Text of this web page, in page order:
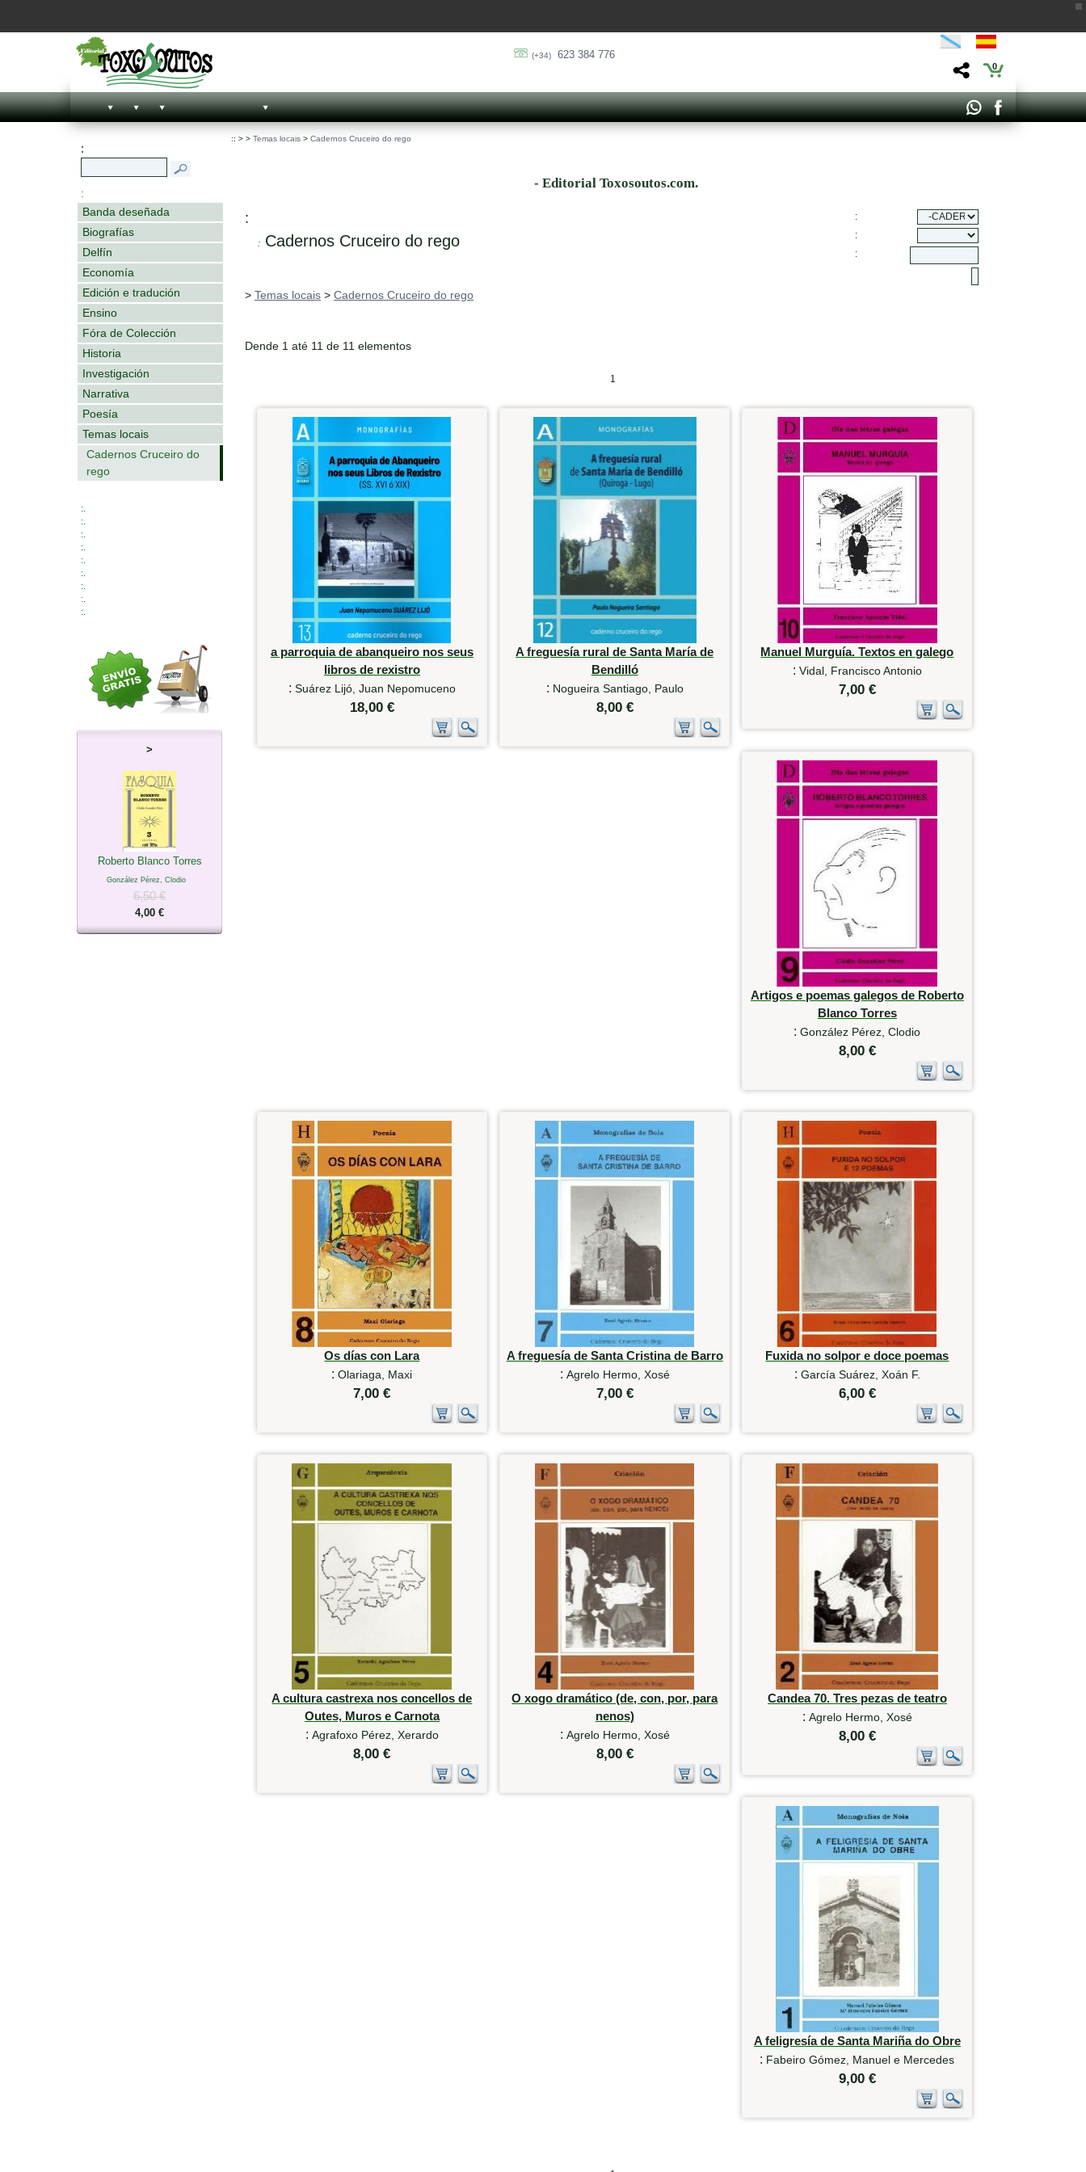
(+34) 623 384 776
0
:
:
Banda deseñada
Biografías
Delfín
Economía
Edición e tradución
Ensino
Fóra de Colección
Historia
Investigación
Narrativa
Poesía
Temas locais
Cadernos Cruceiro do
rego
:.
:.
:.
:.
:.
:.
:.
:.
:.
>
Roberto Blanco Torres
González Pérez, Clodio
6,50 €
4,00 €
:: > > Temas locais > Cadernos Cruceiro do rego
- Editorial Toxosoutos.com.
:
: Cadernos Cruceiro do rego
:
:
:
> Temas locais > Cadernos Cruceiro do rego
Dende 1 até 11 de 11 elementos
1
a parroquia de abanqueiro nos seus
libros de rexistro
: Suárez Lijó, Juan Nepomuceno
18,00 €
A freguesía rural de Santa María de
Bendilló
: Nogueira Santiago, Paulo
8,00 €
Manuel Murguía. Textos en galego
: Vidal, Francisco Antonio
7,00 €
Artigos e poemas galegos de Roberto
Blanco Torres
:González Pérez, Clodio
8,00 €
Os días con Lara
:Olariaga, Maxi
7,00 €
A freguesía de Santa Cristina de Barro
: Agrelo Hermo, Xosé
7,00 €
Fuxida no solpor e doce poemas
: García Suárez, Xoán F.
6,00 €
A cultura castrexa nos concellos de
Outes, Muros e Carnota
: Agrafoxo Pérez, Xerardo
8,00 €
O xogo dramático (de, con, por, para
nenos)
: Agrelo Hermo, Xosé
8,00 €
Candea 70. Tres pezas de teatro
: Agrelo Hermo, Xosé
8,00 €
A feligresía de Santa Mariña do Obre
: Fabeiro Gómez, Manuel e Mercedes
9,00 €